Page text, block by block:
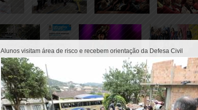
Alunos visitam área de risco e recebem orientação da Defesa Civil